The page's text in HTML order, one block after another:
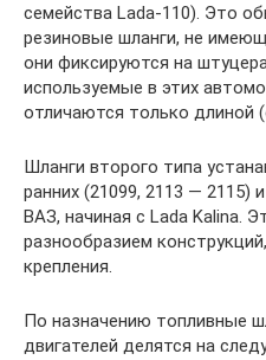
семейства Lada-110). Это
резиновые шланги, не
они фиксируются на
используемые в этих
отличаются только длиной
Шланги второго типа
ранних (21099, 2113 — 2115)
ВАЗ, начиная с Lada Kalina.
разнообразием
крепления.
По назначению топливные
двигателей делятся на